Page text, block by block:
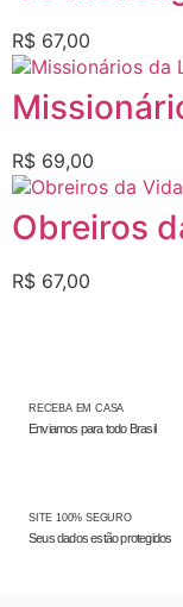
R$ 67,00
R$ 69,00
Obreiros
R$ 67,00
RECEBA EM CASA
Enviamos para todo Brasil
SITE 100% SEGURO
Seus dados estão protegidos